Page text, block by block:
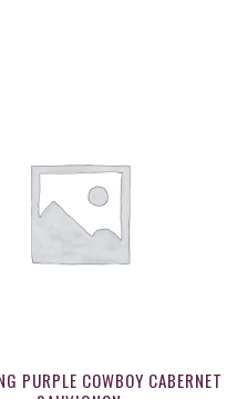
PURPLE COWBOY CABERNET